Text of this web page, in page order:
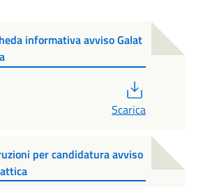
informativa avviso Galat
Scarica
per candidatura avviso